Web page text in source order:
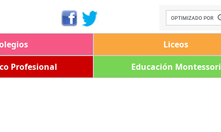
Liceos
Profesional Educación Montessori